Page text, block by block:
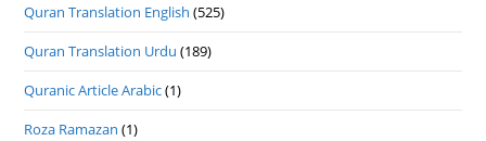
Quran Translation English (525)
Quran Translation Urdu (189)
Quranic Article Arabic(1)
Roza Ramazan (1)